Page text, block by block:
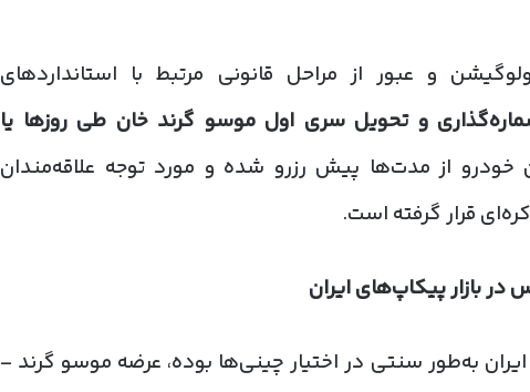
و عبور از مراحل قانونی مرتبط با استانداردهای
و تحویل سری اول موسو گرند خان طی روزها یا
خودرو از مدت‌ها پیش رزرو شده و مورد توجه علاقه‌مندان
قرار گرفته است.
بازار پیکاپ‌های ایران
به‌طور سنتی در اختیار چینی‌ها بوده، عرضه موسو گرند –